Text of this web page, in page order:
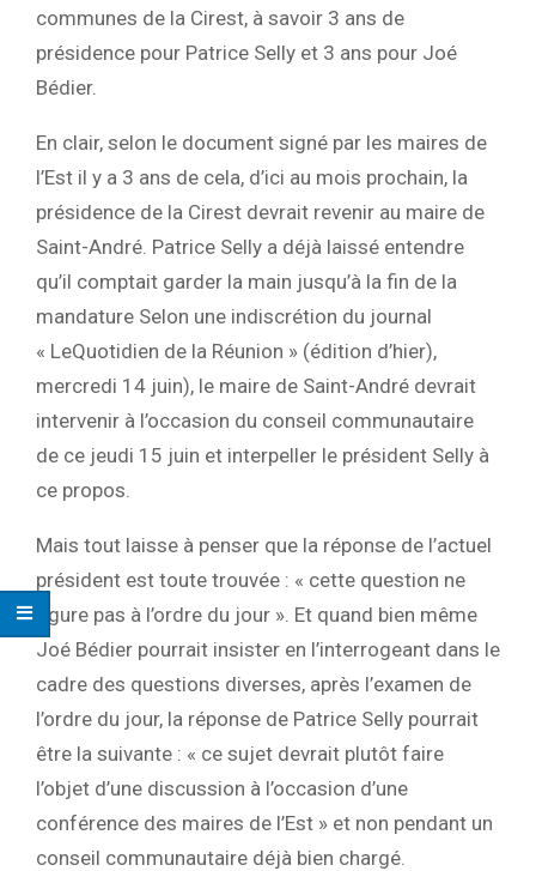
communes de la Cirest, à savoir 3 ans de
présidence pour Patrice Selly et 3 ans pour Joé
Bédier.
En clair, selon le document signé par les maires de
l’Est il y a 3 ans de cela, d’ici au mois prochain, la
présidence de la Cirest devrait revenir au maire de
Saint-André. Patrice Selly a déjà laissé entendre
qu’il comptait garder la main jusqu’à la fin de la
mandature Selon une indiscrétion du journal
« LeQuotidien de la Réunion » (édition d’hier),
mercredi 14 juin), le maire de Saint-André devrait
intervenir à l’occasion du conseil communautaire
de ce jeudi 15 juin et interpeller le président Selly à
ce propos.
Mais tout laisse à penser que la réponse de l’actuel
président est toute trouvée : « cette question ne
figure pas à l’ordre du jour ». Et quand bien même
Joé Bédier pourrait insister en l’interrogeant dans le
cadre des questions diverses, après l’examen de
l’ordre du jour, la réponse de Patrice Selly pourrait
être la suivante : « ce sujet devrait plutôt faire
l’objet d’une discussion à l’occasion d’une
conférence des maires de l’Est » et non pendant un
conseil communautaire déjà bien chargé.